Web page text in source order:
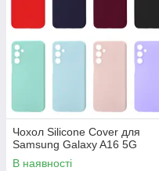
Чохол Silicone Cover для
Samsung Galaxy A16 5G
В наявності